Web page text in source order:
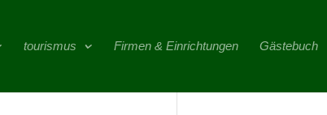
tourismus Firmen & Einrichtungen Gästebuch